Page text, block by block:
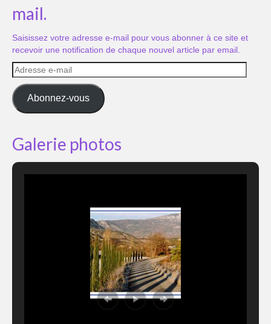
mail.
Saisissez votre adresse e-mail pour vous abonner à ce site et
recevoir une notification de chaque nouvel article par email.
Adresse
e-
mail
Abonnez-vous
Galerie photos